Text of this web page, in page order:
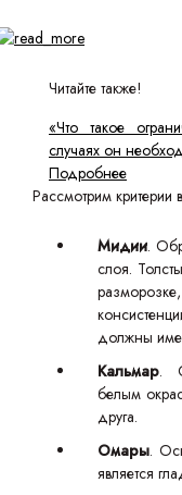
Читайте также!
«Что такое
случаях он
Подробнее
Рассмотрим критерии
Мидии.
слоя.
должны
Кальмар.
белым
друга.
Омары.
является